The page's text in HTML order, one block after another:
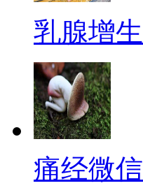
乳腺增
痛经微